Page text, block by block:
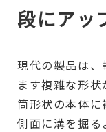
段にアッ
現代の製品は
ます複雑な形
筒形状の本体
側面に溝を掘